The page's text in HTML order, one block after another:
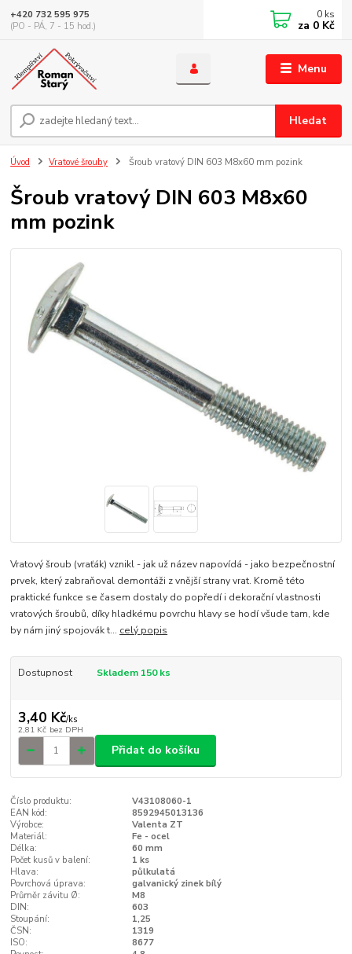
Menu
Hledat
+420 732 595 975
(PO - PÁ, 7 - 15 hod.)
0 ks
za 0 Kč
Úvod Vratové šrouby Šroub vratový DIN 603 M8x60 mm pozink
Šroub vratový DIN 603 M8x60
mm pozink
Vratový šroub (vraťák) vznikl - jak už název napovídá - jako bezpečnostní
prvek, který zabraňoval demontáži z vnější strany vrat. Kromě této
praktické funkce se časem dostaly do popředí i dekorační vlastnosti
vratových šroubů, díky hladkému povrchu hlavy se hodí všude tam, kde
by nám jiný spojovák t... celý popis
Dostupnost Skladem 150 ks
3,40 Kč/ks
2,81 Kč bez DPH
Přidat do košíku
Číslo produktu:
V43108060-1
EAN kód:
8592945013136
Výrobce:
Valenta ZT
Materiál:
Fe - ocel
Délka:
60 mm
Počet kusů v balení:
1 ks
Hlava:
půlkulatá
Povrchová úprava:
galvanický zinek bílý
Průměr závitu Ø:
M8
DIN:
603
Stoupání:
1,25
ČSN:
1319
ISO:
8677